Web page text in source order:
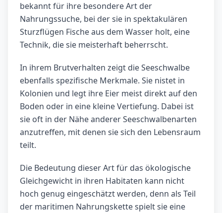
bekannt für ihre besondere Art der
Nahrungssuche, bei der sie in spektakulären
Sturzflügen Fische aus dem Wasser holt, eine
Technik, die sie meisterhaft beherrscht.
In ihrem Brutverhalten zeigt die Seeschwalbe
ebenfalls spezifische Merkmale. Sie nistet in
Kolonien und legt ihre Eier meist direkt auf den
Boden oder in eine kleine Vertiefung. Dabei ist
sie oft in der Nähe anderer Seeschwalbenarten
anzutreffen, mit denen sie sich den Lebensraum
teilt.
Die Bedeutung dieser Art für das ökologische
Gleichgewicht in ihren Habitaten kann nicht
hoch genug eingeschätzt werden, denn als Teil
der maritimen Nahrungskette spielt sie eine